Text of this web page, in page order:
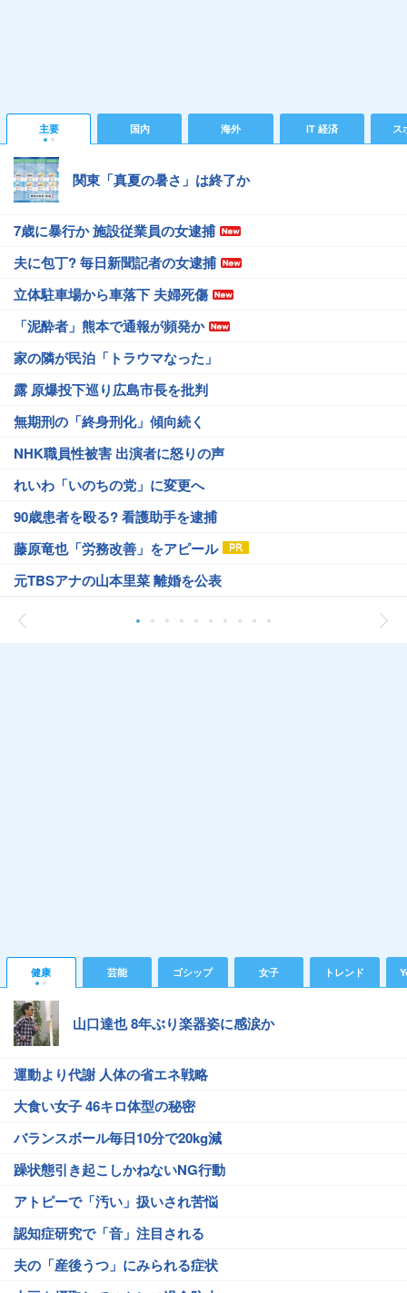
主要 国内 海外 IT 経済 ス
関東「真夏の暑さ」は終了か
7歳に暴行か 施設従業員の女逮捕
夫に包丁? 毎日新聞記者の女逮捕
立体駐車場から車落下 夫婦死傷
「泥酔者」熊本で通報が頻発か
家の隣が民泊「トラウマなった」
露 原爆投下巡り広島市長を批判
無期刑の「終身刑化」傾向続く
NHK職員性被害 出演者に怒りの声
れいわ「いのちの党」に変更へ
90歳患者を殴る? 看護助手を逮捕
藤原竜也「労務改善」をアピール
元TBSアナの山本里菜 離婚を公表
健康 芸能 ゴシップ 女子 トレンド
山口達也 8年ぶり楽器姿に感涙か
運動より代謝 人体の省エネ戦略
大食い女子 46キロ体型の秘密
バランスボール毎日10分で20kg減
躁状態引き起こしかねないNG行動
アトピーで「汚い」扱いされ苦悩
認知症研究で「音」注目される
夫の「産後うつ」にみられる症状